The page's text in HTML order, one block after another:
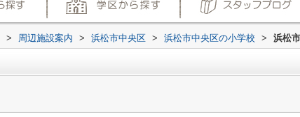
> 周辺施設案内 > 浜松市中央区 > 浜松市中央区の小学校 > 浜松